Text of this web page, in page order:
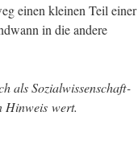
einen klei­nen Teil einer
in die ande­re
als Sozi­al­wis­sen­schaft­
Hin­weis wert.